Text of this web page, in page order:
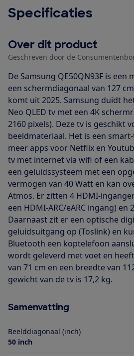
Specificaties
Over dit product
Geschreven door de
De Samsung QE50QN93F is een
een schermdiagonaal van 127
komt uit 2025. Samsung duidt
Neo QLED tv met een 4K
2160 pixels). Deze tv is geschikt
beeldmateriaal. Het is een
meer apps voor Netflix en
tv met internet via wifi of een
een geluidssysteem met een
vermogen van 40 Watt en kan
Atmos. Er zitten 4 HDMI-
een HDMI-ARC/eARC ingang)
Daarnaast zit er een optische
geluidsuitgang op (Toslink) en
Bluetooth een koptelefoon
wordt geleverd met voet en
van 71 cm en een breedte van
gewicht van de tv is 17,2 kg.
Samenvatting
Beelddiagonaal (inch)
50 inch